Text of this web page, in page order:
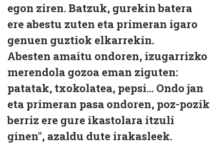
egon ziren. Batzuk, gurekin batera
ere abestu zuten eta primeran igaro
genuen guztiok elkarrekin.
Abesten amaitu ondoren, izugarrizko
merendola gozoa eman ziguten:
patatak, txokolatea, pepsi... Ondo jan
eta primeran pasa ondoren, poz-pozik
berriz ere gure ikastolara itzuli
ginen", azaldu dute irakasleek.